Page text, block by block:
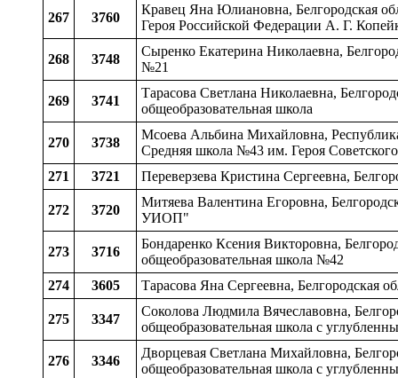
267 3760
Кравец Яна Юлиановна, Белгородская
Героя Российской Федерации А. Г.
268 3748
Сыренко Екатерина Николаевна,
№21
269 3741
Тарасова Светлана Николаевна,
общеобразовательная школа
270 3738
Мсоева Альбина Михайловна,
Средняя школа №43 им. Героя
271
3721 Переверзева Кристина Сергеевна,
272 3720
Митяева Валентина Егоровна,
УИОП"
273 3716
Бондаренко Ксения Викторовна,
общеобразовательная школа №42
274
3605 Тарасова Яна Сергеевна, Белгородская
275 3347
Соколова Людмила Вячеславовна,
общеобразовательная школа с
276 3346
Дворцевая Светлана Михайловна,
общеобразовательная школа с